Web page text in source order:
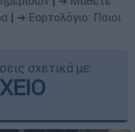
➔ Εορτολόγιο: Ποιοι
σχετικά με: